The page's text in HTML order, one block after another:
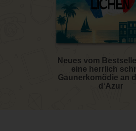
Neues vom
eine herrlich
Gaunerkomödie an
d‘Azur